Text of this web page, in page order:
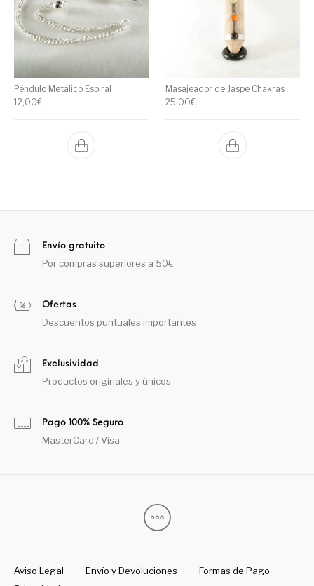
Péndulo Metálico Espiral
12,00€
Masajeador de Jaspe Chakras
25,00€
Envío gratuito
Por compras superiores a 50€
Ofertas
Descuentos puntuales importantes
Exclusividad
Productos originales y únicos
Pago 100% Seguro
MasterCard / Visa
Aviso Legal Envío y Devoluciones
Formas de Pago